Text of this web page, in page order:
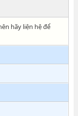
hãy liện hệ để